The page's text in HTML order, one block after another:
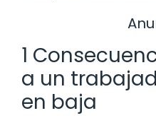
1
a un
en baja